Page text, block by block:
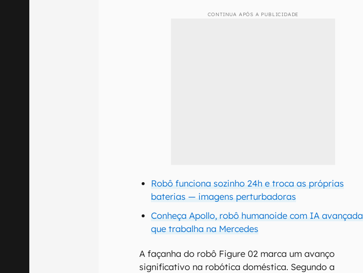
CONTINUA APÓS A PUBLICIDADE
Robô funciona sozinho 24h e troca as próprias
baterias — imagens perturbadoras
Conheça Apollo, robô humanoide com IA avançada
que trabalha na Mercedes
A façanha do robô Figure 02 marca um avanço
significativo na robótica doméstica. Segundo a